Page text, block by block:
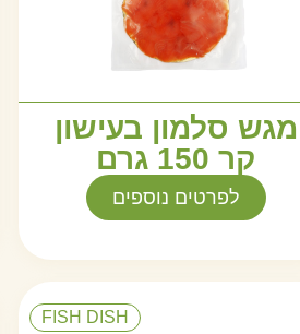
מגש סלמון בעישון
קר 150 גרם
לפרטים נוספים
FISH DISH